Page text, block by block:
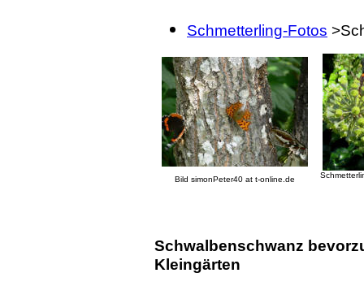
Schmetterling-Fotos
Bild simonPeter40 at t-online.de
Schwalbenschwanz
Kleingärten